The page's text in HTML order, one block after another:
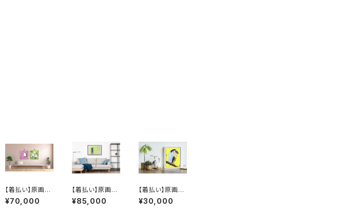
【着払い】原画：
ワキチャアメリカ
ムシクイ / 森の
¥70,000
【着払い】原画：
アオショウビン（I
llustrator 黛和
¥85,000
【着払い】原画：
ヒロハシサギ（Ill
ustrator 黛和
¥30,000